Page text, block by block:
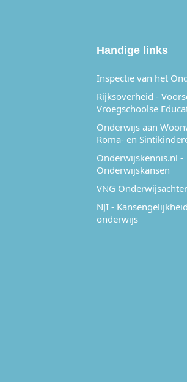
Handige links
Inspectie van het
Rijksoverheid -
Vroegschoolse
Onderwijs aan
Roma- en
Onderwijskennis.nl -
Onderwijskansen
VNG
NJI -
onderwijs